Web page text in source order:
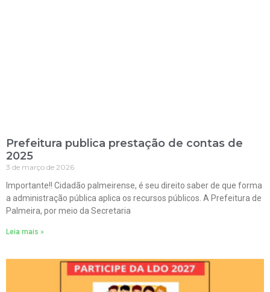
Prefeitura publica prestação de contas de
2025
3 de março de 2026
Importante!! Cidadão palmeirense, é seu direito saber de que forma
a administração pública aplica os recursos públicos. A Prefeitura de
Palmeira, por meio da Secretaria
Leia mais »